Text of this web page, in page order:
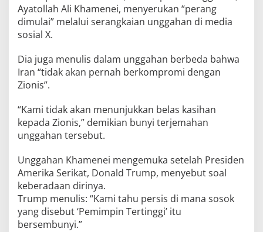
Ayatollah Ali Khamenei, menyerukan “perang
dimulai” melalui serangkaian unggahan di media
sosial X.
Dia juga menulis dalam unggahan berbeda bahwa
Iran “tidak akan pernah berkompromi dengan
Zionis”.
“Kami tidak akan menunjukkan belas kasihan
kepada Zionis,” demikian bunyi terjemahan
unggahan tersebut.
Unggahan Khamenei mengemuka setelah Presiden
Amerika Serikat, Donald Trump, menyebut soal
keberadaan dirinya.
Trump menulis: “Kami tahu persis di mana sosok
yang disebut ‘Pemimpin Tertinggi’ itu
bersembunyi.”